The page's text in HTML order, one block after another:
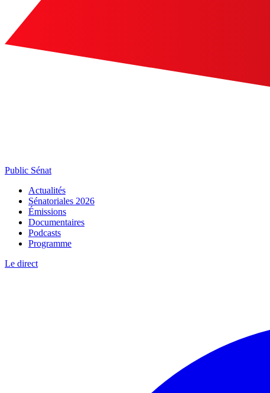
Public Sénat
Actualités
Sénatoriales 2026
Émissions
Documentaires
Podcasts
Programme
Le direct